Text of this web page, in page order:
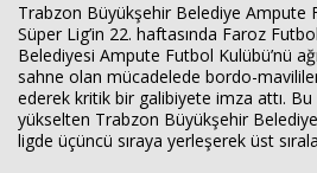
Trabzon Büyükşehir Belediye Ampute
Süper Lig’in 22. haftasında Faroz
Belediyesi Ampute Futbol Kulübü’nü
sahne olan mücadelede bordo-
ederek kritik bir galibiyete imza attı. Bu
yükselten Trabzon Büyükşehir
ligde üçüncü sıraya yerleşerek üst